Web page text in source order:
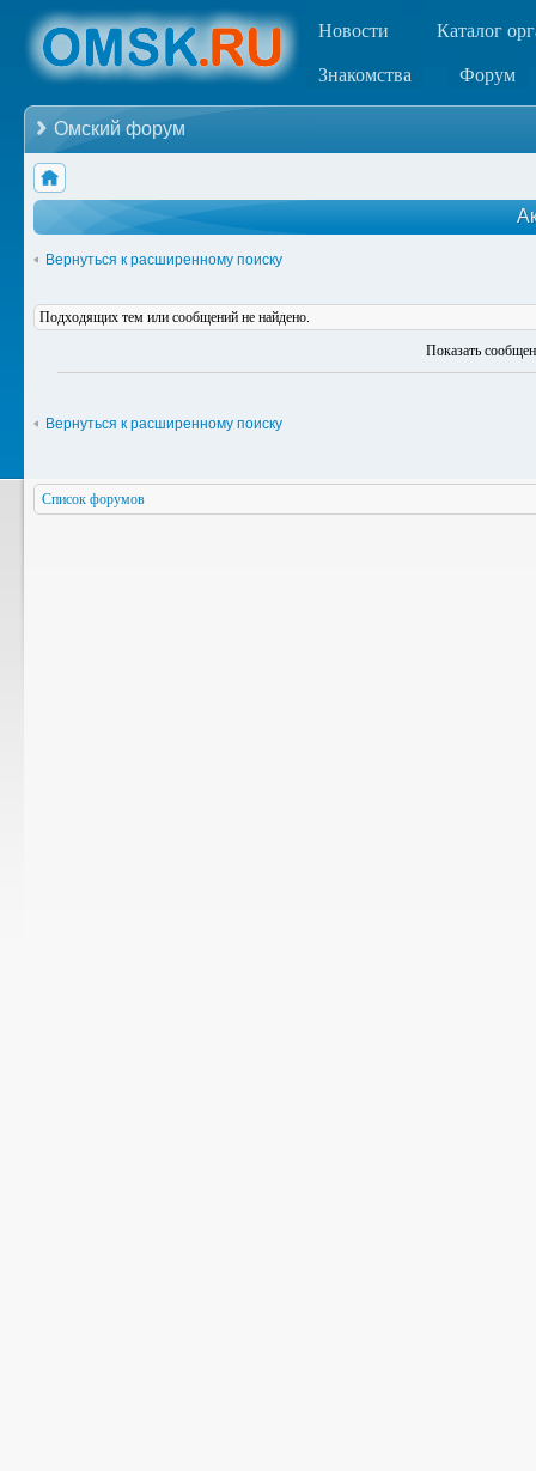
Новости Каталог
Знакомства Форум
Омский форум
Вернуться к расширенному поиску
Подходящих тем или сообщений не найдено.
Показать
Вернуться к расширенному поиску
Список форумов